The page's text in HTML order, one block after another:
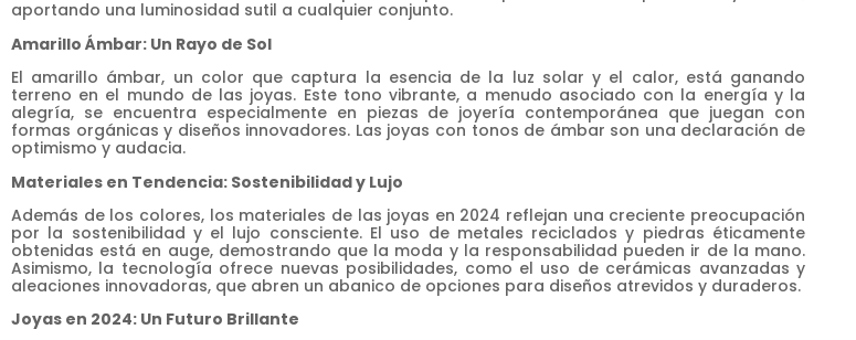
aportando una luminosidad sutil a cualquier conjunto.
Amarillo Ámbar: Un Rayo de Sol
El amarillo ámbar, un color que captura la esencia de la luz solar y el calor, está ganando
terreno en el mundo de las joyas. Este tono vibrante, a menudo asociado con la energía y la
alegría, se encuentra especialmente en piezas de joyería contemporánea que juegan con
formas orgánicas y diseños innovadores. Las joyas con tonos de ámbar son una declaración de
optimismo y audacia.
Materiales en Tendencia: Sostenibilidad y Lujo
Además de los colores, los materiales de las joyas en 2024 reflejan una creciente preocupación
por la sostenibilidad y el lujo consciente. El uso de metales reciclados y piedras éticamente
obtenidas está en auge, demostrando que la moda y la responsabilidad pueden ir de la mano.
Asimismo, la tecnología ofrece nuevas posibilidades, como el uso de cerámicas avanzadas y
aleaciones innovadoras, que abren un abanico de opciones para diseños atrevidos y duraderos.
Joyas en 2024: Un Futuro Brillante